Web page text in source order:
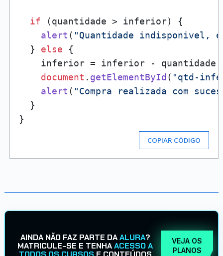
if (quantidade > inferior) {
alert ( "Quantidade indisponivel,
  }
else {
    inferior = inferior - quantidade;
document . getElementById ( "qtd-
alert ( "Compra realizada com
  }
COPIAR CÓDIGO
AINDA NÃO FAZ PARTE DAALURA?
MATRICULE-SE E TENHAACESSO A
VEJA OS
PLANOS